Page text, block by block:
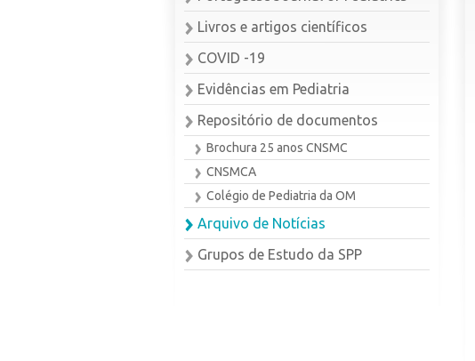
Livros e artigos científicos
COVID -19
Evidências em Pediatria
Repositório de documentos
Brochura 25 anos CNSMC
CNSMCA
Colégio de Pediatria da OM
Arquivo de Notícias
Grupos de Estudo da SPP